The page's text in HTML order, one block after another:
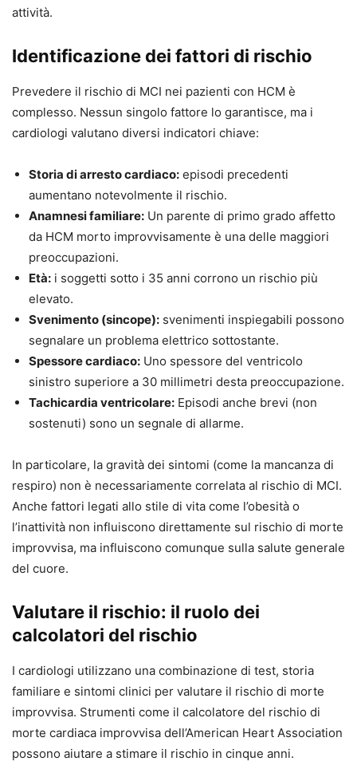
attività.
Identificazione dei fattori di rischio
Prevedere il rischio di MCI nei pazienti con HCM è
complesso. Nessun singolo fattore lo garantisce, ma i
cardiologi valutano diversi indicatori chiave:
Storia di arresto cardiaco: episodi precedenti
aumentano notevolmente il rischio.
Anamnesi familiare: Un parente di primo grado affetto
da HCM morto improvvisamente è una delle maggiori
preoccupazioni.
Età: i soggetti sotto i 35 anni corrono un rischio più
elevato.
Svenimento (sincope): svenimenti inspiegabili possono
segnalare un problema elettrico sottostante.
Spessore cardiaco: Uno spessore del ventricolo
sinistro superiore a 30 millimetri desta preoccupazione.
Tachicardia ventricolare: Episodi anche brevi (non
sostenuti) sono un segnale di allarme.
In particolare, la gravità dei sintomi (come la mancanza di
respiro) non è necessariamente correlata al rischio di MCI.
Anche fattori legati allo stile di vita come l’obesità o
l’inattività non influiscono direttamente sul rischio di morte
improvvisa, ma influiscono comunque sulla salute generale
del cuore.
Valutare il rischio: il ruolo dei
calcolatori del rischio
I cardiologi utilizzano una combinazione di test, storia
familiare e sintomi clinici per valutare il rischio di morte
improvvisa. Strumenti come il calcolatore del rischio di
morte cardiaca improvvisa dell’American Heart Association
possono aiutare a stimare il rischio in cinque anni.